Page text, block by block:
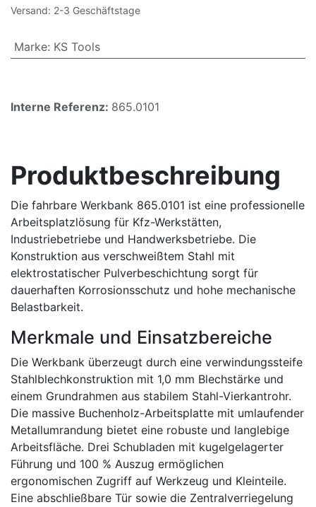
Versand: 2-3 Geschäftstage
Marke: KS Tools
Interne Referenz: 865.0101
Produktbeschreibung
Die fahrbare Werkbank 865.0101 ist eine professionelle
Arbeitsplatzlösung für Kfz-Werkstätten,
Industriebetriebe und Handwerksbetriebe. Die
Konstruktion aus verschweißtem Stahl mit
elektrostatischer Pulverbeschichtung sorgt für
dauerhaften Korrosionsschutz und hohe mechanische
Belastbarkeit.
Merkmale und Einsatzbereiche
Die Werkbank überzeugt durch eine verwindungssteife
Stahlblechkonstruktion mit 1,0 mm Blechstärke und
einem Grundrahmen aus stabilem Stahl-Vierkantrohr.
Die massive Buchenholz-Arbeitsplatte mit umlaufender
Metallumrandung bietet eine robuste und langlebige
Arbeitsfläche. Drei Schubladen mit kugelgelagerter
Führung und 100 % Auszug ermöglichen
ergonomischen Zugriff auf Werkzeug und Kleinteile.
Eine abschließbare Tür sowie die Zentralverriegelung